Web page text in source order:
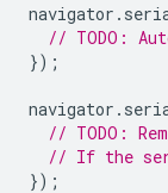
navigator .
// TODO:
});
navigator .
// TODO:
// If the
});